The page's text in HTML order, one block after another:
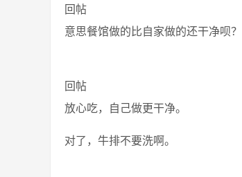
回帖
意思餐馆做的比自家做的还干净呗
回帖
放心吃，自己做更干净。
对了，牛排不要洗啊。